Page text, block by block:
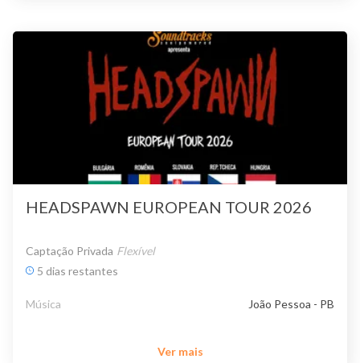
HEADSPAWN EUROPEAN TOUR 2026
Captação Privada Flexível
5 dias restantes
Música João Pessoa - PB
Ver mais